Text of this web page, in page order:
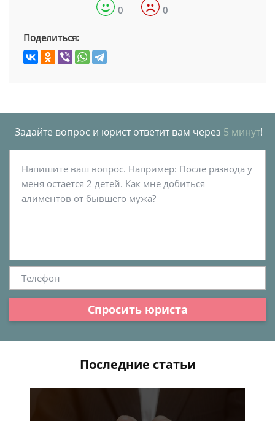
0 0
Поделиться:
Задайте вопрос и юрист ответит вам через 5 минут!
Спросить юриста
Последние статьи